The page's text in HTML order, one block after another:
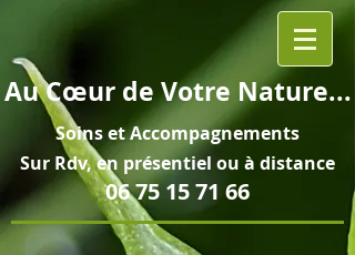
AuCœurde Votre Nature...
Soins etAccompagnements
Sur Rdv, en présentiel ou à distance
06 75 15 71 66